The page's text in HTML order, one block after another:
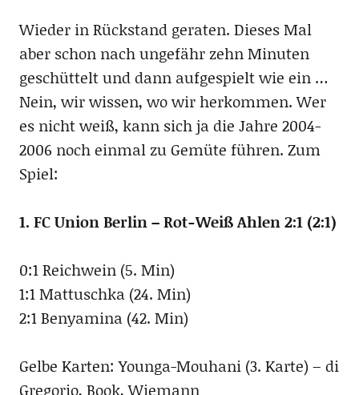
Wieder in Rückstand geraten. Dieses Mal
aber schon nach ungefähr zehn Minuten
geschüttelt und dann aufgespielt wie ein …
Nein, wir wissen, wo wir herkommen. Wer
es nicht weiß, kann sich ja die Jahre 2004-
2006 noch einmal zu Gemüte führen. Zum
Spiel:
1. FC Union Berlin – Rot-Weiß Ahlen 2:1 (2:1)
0:1 Reichwein (5. Min)
1:1 Mattuschka (24. Min)
2:1 Benyamina (42. Min)
Gelbe Karten: Younga-Mouhani (3. Karte) – di
Gregorio, Book, Wiemann